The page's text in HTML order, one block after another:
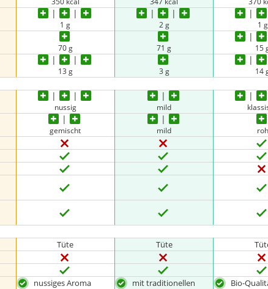
1 g 2 g 1 g
70 g 71 g 15
13 g 3 g 14
nussig mild
gemischt mild roh
Tüte Tüte
nussiges Aroma
mit traditionellen
Bio-